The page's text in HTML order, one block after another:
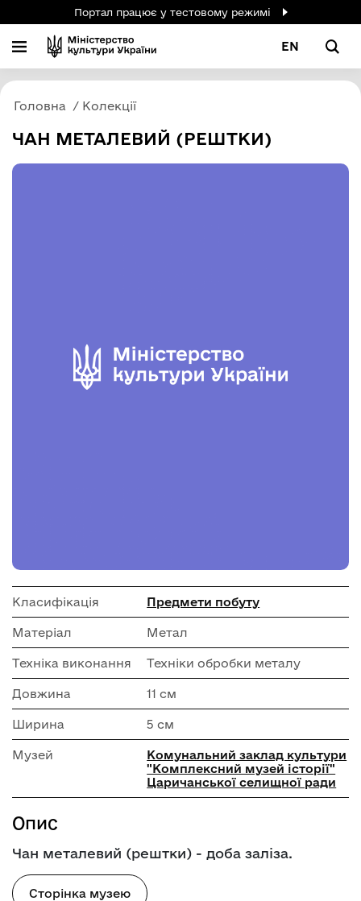
Портал працює у тестовому режимі
EN
Головна Колекції
ЧАН МЕТАЛЕВИЙ (РЕШТКИ)
Класифікація Предмети побуту
Матеріал Метал
Техніка виконання Техніки обробки металу
Довжина 11 см
Ширина 5 см
Музей
Комунальний заклад культури
"Комплексний музей історії"
Царичанської селищної ради
Опис
Чан металевий (рештки) - доба заліза.
Сторінка музею